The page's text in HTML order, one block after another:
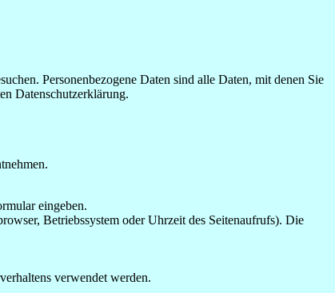
Personenbezogene Daten sind alle Daten, mit denen Sie
Datenschutzerklärung.
eingeben.
Betriebssystem oder Uhrzeit des Seitenaufrufs). Die
verwendet werden.